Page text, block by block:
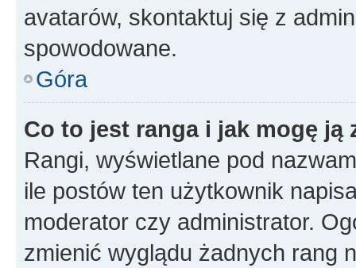
avatarów, skontaktuj się z
spowodowane.
Góra
Co to jest ranga i jak mogę ją
Rangi, wyświetlane pod
ile postów ten użytkownik
moderator czy administrator.
zmienić wyglądu żadnych rang